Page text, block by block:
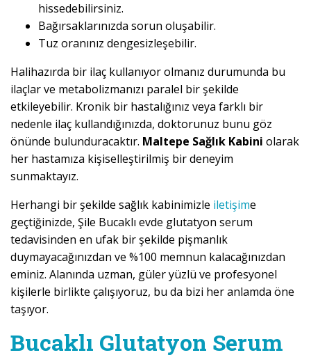
hissedebilirsiniz.
Bağırsaklarınızda sorun oluşabilir.
Tuz oranınız dengesizleşebilir.
Halihazırda bir ilaç kullanıyor olmanız durumunda bu
ilaçlar ve metabolizmanızı paralel bir şekilde
etkileyebilir. Kronik bir hastalığınız veya farklı bir
nedenle ilaç kullandığınızda, doktorunuz bunu göz
önünde bulunduracaktır. Maltepe Sağlık Kabini olarak
her hastamıza kişiselleştirilmiş bir deneyim
sunmaktayız.
Herhangi bir şekilde sağlık kabinimizle iletişime
geçtiğinizde, Şile Bucaklı evde glutatyon serum
tedavisinden en ufak bir şekilde pişmanlık
duymayacağınızdan ve %100 memnun kalacağınızdan
eminiz. Alanında uzman, güler yüzlü ve profesyonel
kişilerle birlikte çalışıyoruz, bu da bizi her anlamda öne
taşıyor.
Bucaklı Glutatyon Serum